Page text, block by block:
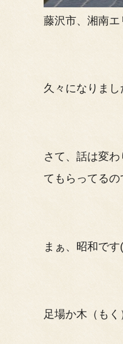
藤沢市、湘南
久々になりま
さて、話は変
てもらってる
まぁ、昭和です
足場か木（もく